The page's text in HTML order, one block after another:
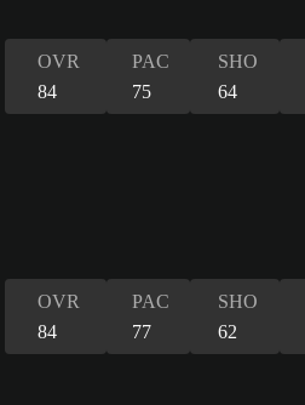
OVR
84
PAC
75
SHO
64
OVR
84
PAC
77
SHO
62